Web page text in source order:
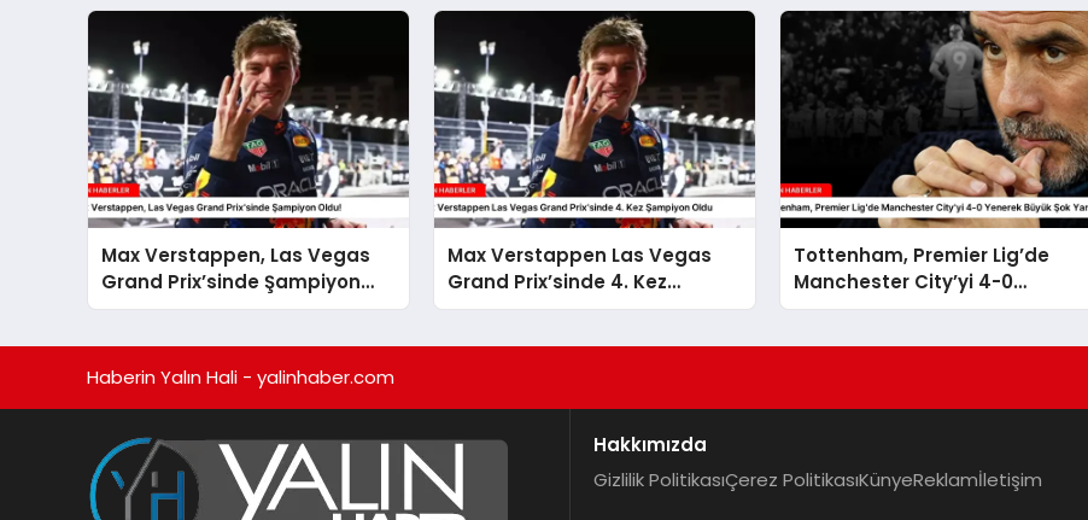
Max Verstappen, Las Vegas
Grand Prix’sinde Şampiyon
Oldu!
Max Verstappen Las Vegas
Grand Prix’sinde 4. Kez
Şampiyon Oldu
Tottenham, Premier Lig’de
Manchester City’yi 4-0
Yenerek Büyük Şok Yarattı
Haberin Yalın Hali - yalinhaber.com
Hakkımızda
Gizlilik PolitikasıÇerez PolitikasıKünyeReklamİletişim